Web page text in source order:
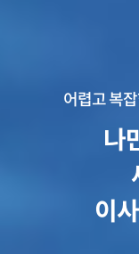
어렵고 복
나
이